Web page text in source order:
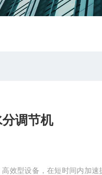
调节机
效型设备，在短时间内加